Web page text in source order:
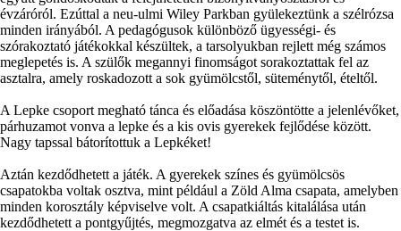
évzáróról. Ezúttal a neu-ulmi Wiley Parkban gyülekeztünk a szélrózsa
minden irányából. A pedagógusok különböző ügyességi- és
szórakoztató játékokkal készültek, a tarsolyukban rejlett még számos
meglepetés is. A szülők megannyi finomságot sorakoztattak fel az
asztalra, amely roskadozott a sok gyümölcstől, süteménytől, ételtől.
A Lepke csoport megható tánca és előadása köszöntötte a jelenlévőket,
párhuzamot vonva a lepke és a kis ovis gyerekek fejlődése között.
Nagy tapssal bátorítottuk a Lepkéket!
Aztán kezdődhetett a játék. A gyerekek színes és gyümölcsös
csapatokba voltak osztva, mint például a Zöld Alma csapata, amelyben
minden korosztály képviselve volt. A csapatkiáltás kitalálása után
kezdődhetett a pontgyűjtés, megmozgatva az elmét és a testet is.